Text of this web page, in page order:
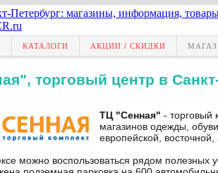
КАТАЛОГИ АКЦИИ / СКИДКИ
торговый центр в
ТЦ "Сенная" - торговый
магазинов одежды,
европейской, восточной,
можно воспользоваться рядом полезных